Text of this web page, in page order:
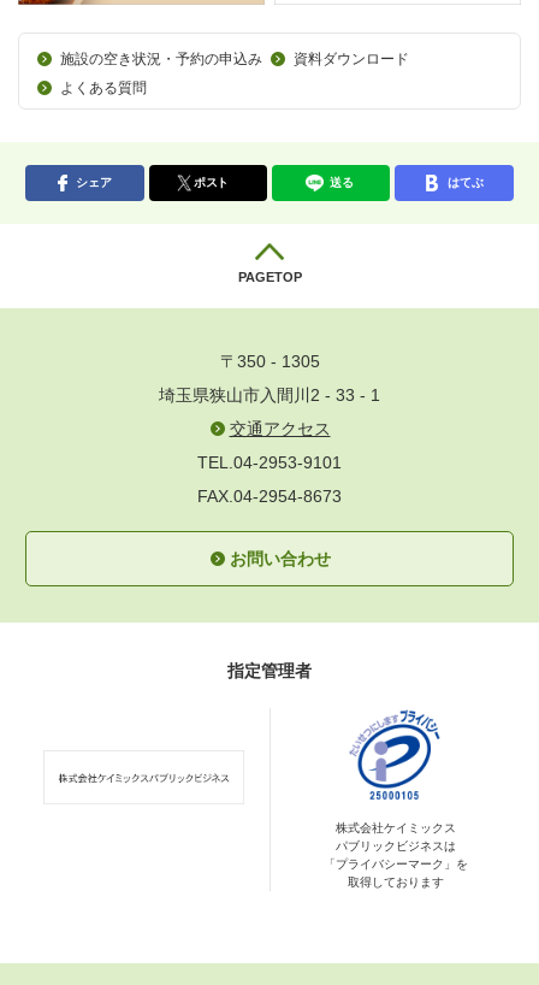
施設の空き状況・予約の申込み
資料ダウンロード
よくある質問
シェア ポスト 送る はてぶ
PAGETOP
〒350 - 1305
埼玉県狭山市入間川2 - 33 - 1
交通アクセス
TEL.04-2953-9101
FAX.04-2954-8673
お問い合わせ
指定管理者
株式会社ケイミックス
パブリックビジネスは
「プライバシーマーク」を
取得しております